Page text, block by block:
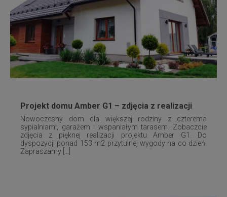
Projekt domu Amber G1 – zdjęcia z realizacji
Nowoczesny dom dla większej rodziny z czterema
sypialniami, garażem i wspaniałym tarasem. Zobaczcie
zdjęcia z pięknej realizacji projektu Amber G1. Do
dyspozycji ponad 153 m2 przytulnej wygody na co dzień.
Zapraszamy [...]